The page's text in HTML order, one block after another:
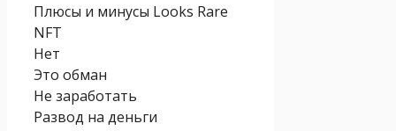
Плюсы и минусы Looks Rare
NFT
Нет
Это обман
Не заработать
Развод на деньги